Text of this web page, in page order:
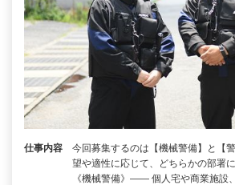
仕事内容
今回募集するのは【機械警備】と【
望や適性に応じて、どちらかの部
《機械警備》―― 個人宅や商業施設